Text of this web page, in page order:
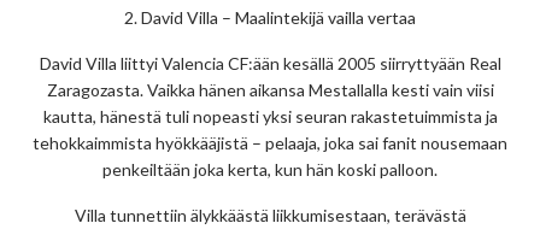
2. David Villa – Maalintekijä vailla vertaa
David Villa liittyi Valencia CF:ään kesällä 2005 siirryttyään Real
Zaragozasta. Vaikka hänen aikansa Mestallalla kesti vain viisi
kautta, hänestä tuli nopeasti yksi seuran rakastetuimmista ja
tehokkaimmista hyökkääjistä – pelaaja, joka sai fanit nousemaan
penkeiltään joka kerta, kun hän koski palloon.
Villa tunnettiin älykkäästä liikkumisestaan, terävästä